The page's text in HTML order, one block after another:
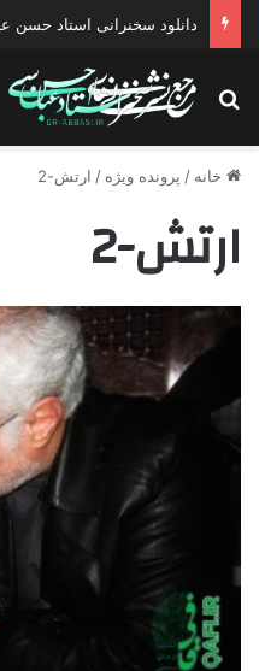
دانلود سخنرانی استاد حسن
جستجو برای
خانه / پرونده ویژه / ارتش-2
ارتش-2